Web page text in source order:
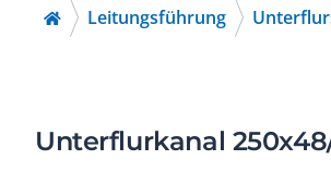
Leitungsführung
Unterflurkanal